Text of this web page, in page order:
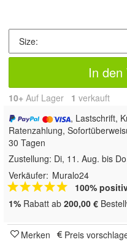
In
10+ Auf Lager 1 verkauft
, Lastschrift,
Ratenzahlung,
30 Tagen
Zustellung: Di, 11. Aug. bis
Verkäufer: Muralo24
100%
1% Rabatt ab 200,00 €
Merken Preis